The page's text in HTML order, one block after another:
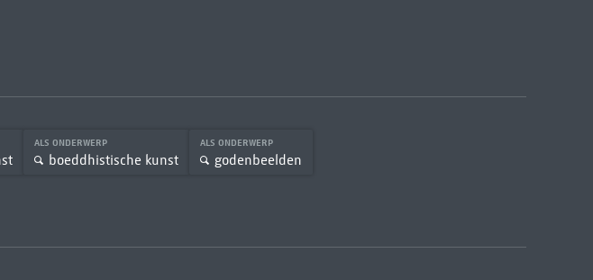
ALS ONDERWERP
boeddhistische kunst
ALS ONDERWERP
godenbeelden